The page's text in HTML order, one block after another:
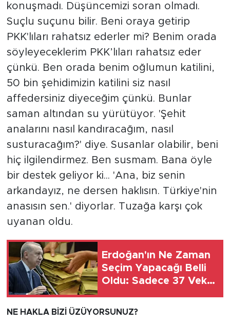
konuşmadı. Düşüncemizi soran olmadı.
Suçlu suçunu bilir. Beni oraya getirip
PKK'lıları rahatsız ederler mi? Benim orada
söyleyeceklerim PKK’lıları rahatsız eder
çünkü. Ben orada benim oğlumun katilini,
50 bin şehidimizin katilini siz nasıl
affedersiniz diyeceğim çünkü. Bunlar
saman altından su yürütüyor. 'Şehit
analarını nasıl kandıracağım, nasıl
susturacağım?' diye. Susanlar olabilir, beni
hiç ilgilendirmez. Ben susmam. Bana öyle
bir destek geliyor ki... 'Ana, biz senin
arkandayız, ne dersen haklısın. Türkiye'nin
anasısın sen.' diyorlar. Tuzağa karşı çok
uyanan oldu.
Erdoğan'ın Ne Zaman
Seçim Yapacağı Belli
Oldu: Sadece 37 Vekil
NE HAKLA BİZİ ÜZÜYORSUNUZ?